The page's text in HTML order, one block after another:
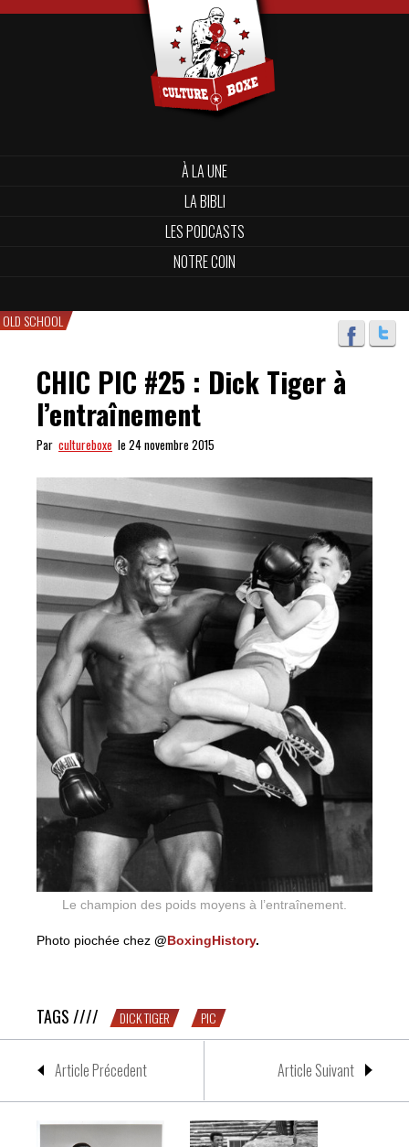
À LA UNE
LA BIBLI
LES PODCASTS
NOTRE COIN
OLD SCHOOL
CHIC PIC #25 : Dick Tiger à
l’entraînement
Par cultureboxe le 24 novembre 2015
Le champion des poids moyens à l’entraînement.
Photo piochée chez @BoxingHistory.
TAGS //// DICK TIGER PIC
Article Précedent Article Suivant